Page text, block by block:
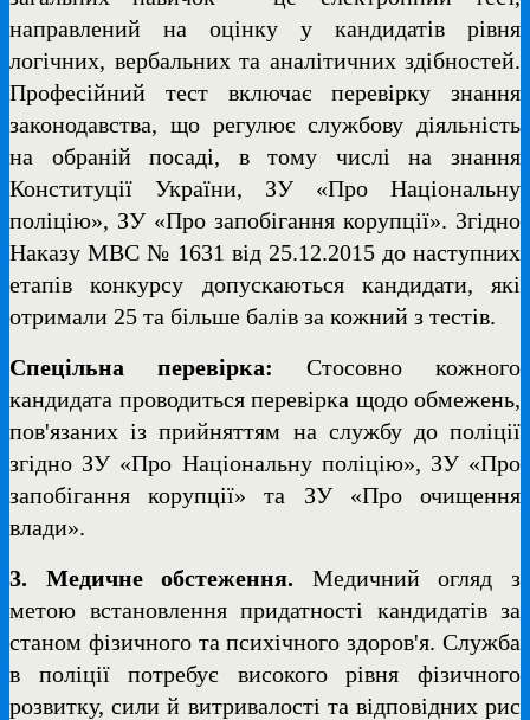
направлений на оцінку у кандидатів рівня
логічних, вербальних та аналітичних здібностей.
Професійний тест включає перевірку знання
законодавства, що регулює службову діяльність
на обраній посаді, в тому числі на знання
Конституції України, ЗУ «Про Національну
поліцію», ЗУ «Про запобігання корупції». Згідно
Наказу МВС № 1631 від 25.12.2015 до наступних
етапів конкурсу допускаються кандидати, які
отримали 25 та більше балів за кожний з тестів.
Спецільна перевірка: Стосовно кожного
кандидата проводиться перевірка щодо обмежень,
пов'язаних із прийняттям на службу до поліції
згідно ЗУ «Про Національну поліцію», ЗУ «Про
запобігання корупції» та ЗУ «Про очищення
влади».
3. Медичне обстеження. Медичний огляд з
метою встановлення придатності кандидатів за
станом фізичного та психічного здоров'я. Служба
в поліції потребує високого рівня фізичного
розвитку, сили й витривалості та відповідних рис